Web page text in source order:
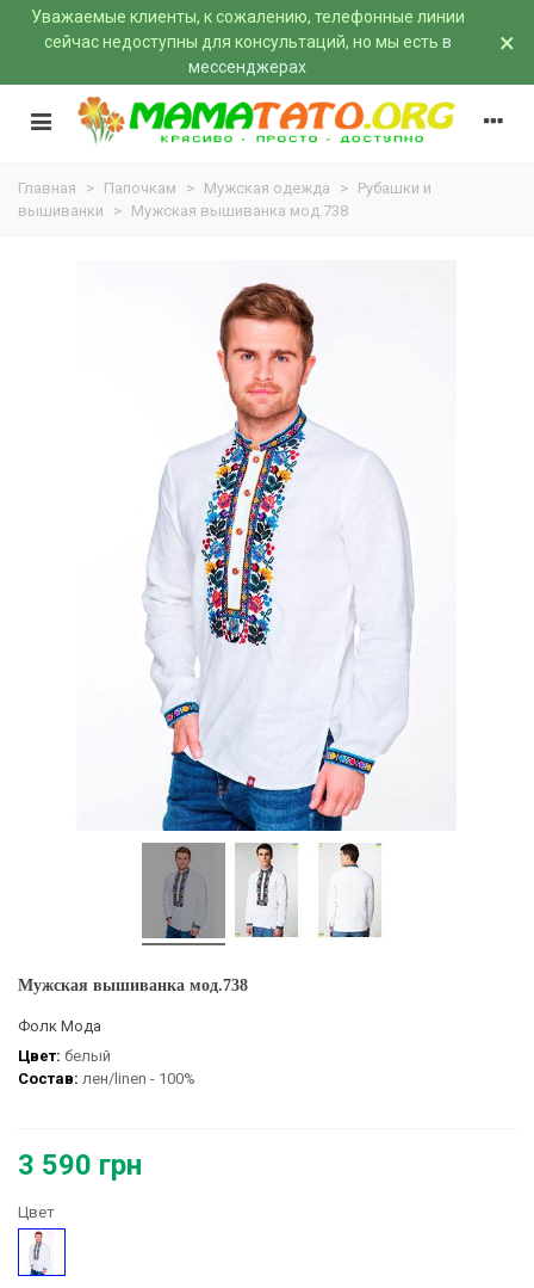
Уважаемые клиенты, к сожалению, телефонные линии
сейчас недоступны для консультаций, но мы есть в
мессенджерах
×
Главная > Папочкам > Мужская одежда > Рубашки и
вышиванки
> Мужская вышиванка мод.738
Мужская вышиванка мод.738
Фолк Мода
Цвет: белый
Состав: лен/linen​ - 100%
3 590 грн
Цвет
Белый